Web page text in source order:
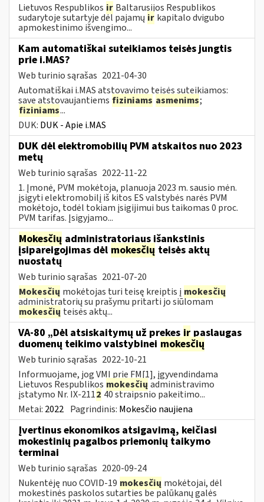
Lietuvos Respublikos ir Baltarusijos Respublikos
sudarytoje sutartyje dėl pajamų ir kapitalo dvigubo
apmokestinimo išvengimo...
Kam automatiškai suteikiamos teisės jungtis
prie i.MAS?
Web turinio sąrašas 2021-04-30
Automatiškai i.MAS atstovavimo teisės suteikiamos:
save atstovaujantiems fiziniams asmenims;
fiziniams...
DUK: DUK - Apie i.MAS
DUK dėl elektromobilių PVM atskaitos nuo 2023
metų
Web turinio sąrašas 2022-11-22
1. Įmonė, PVM mokėtoja, planuoja 2023 m. sausio mėn.
įsigyti elektromobilį iš kitos ES valstybės narės PVM
mokėtojo, todėl tokiam įsigijimui bus taikomas 0 proc.
PVM tarifas. Įsigyjamo...
Mokesčių administratoriaus išankstinis
įsipareigojimas dėl mokesčių teisės aktų
nuostatų
Web turinio sąrašas 2021-07-20
Mokesčių mokėtojas turi teisę kreiptis į mokesčių
administratorių su prašymu pritarti jo siūlomam
mokesčių teisės aktų...
VA-80 „Dėl atsiskaitymų už prekes ir paslaugas
duomenų teikimo valstybinei mokesčių
Web turinio sąrašas 2022-10-21
Informuojame, jog VMI prie FM[1], įgyvendindama
Lietuvos Respublikos mokesčių administravimo
įstatymo Nr. IX-2112 40 straipsnio pakeitimo...
Metai: 2022 Pagrindinis: Mokesčio naujiena
Įvertinus ekonomikos atsigavimą, keičiasi
mokestinių pagalbos priemonių taikymo
terminai
Web turinio sąrašas 2020-09-24
Nukentėję nuo COVID-19 mokesčių mokėtojai, dėl
mokestinės paskolos sutarties be palūkanų galės